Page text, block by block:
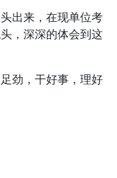
出来，在现单位考
，深深的体会到这
劲，干好事，理好